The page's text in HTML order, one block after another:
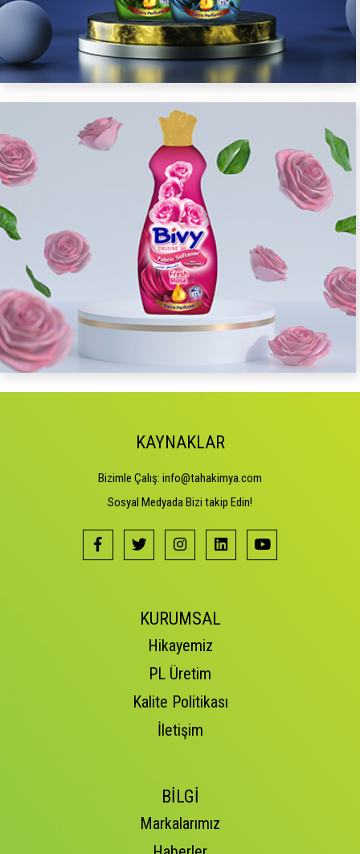
KAYNAKLAR
Bizimle Çalış: info@tahakimya.com
Sosyal Medyada Bizi takip Edin!
KURUMSAL
Hikayemiz
PL Üretim
Kalite Politikası
İletişim
BİLGİ
Markalarımız